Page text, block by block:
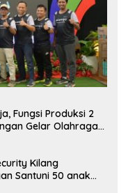
Fungsi Produksi 2
Gelar Olahraga
Kilang
Santuni 50 anak